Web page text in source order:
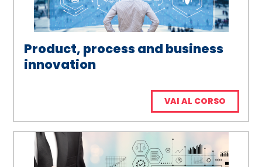
Product, process and business
innovation
VAI AL CORSO